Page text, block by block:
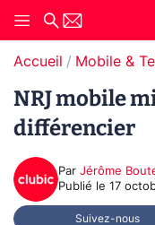
Accueil Mobile &
NRJ mobile
différencier
Par Jérôme
Publié le 17
Suivez-nous